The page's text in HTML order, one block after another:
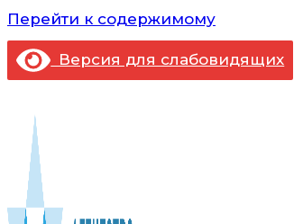
Перейти к содержимому
Версия для слабовидящих